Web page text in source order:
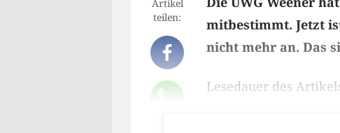
Artikel
teilen:
mitbestimmt. Jetzt
nicht mehr an. Das
Lesedauer des